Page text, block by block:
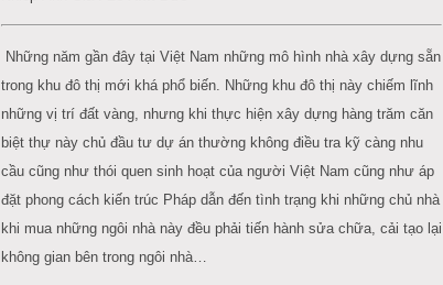
Những năm gần đây tại Việt Nam những mô hình nhà xây dựng sẵn
trong khu đô thị mới khá phổ biến. Những khu đô thị này chiếm lĩnh
những vị trí đất vàng, nhưng khi thực hiện xây dựng hàng trăm căn
biệt thự này chủ đầu tư dự án thường không điều tra kỹ càng nhu
cầu cũng như thói quen sinh hoạt của người Việt Nam cũng như áp
đặt phong cách kiến trúc Pháp dẫn đến tình trạng khi những chủ nhà
khi mua những ngôi nhà này đều phải tiến hành sửa chữa, cải tạo lại
không gian bên trong ngôi nhà…